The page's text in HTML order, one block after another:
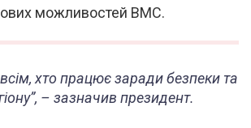
можливостей ВМС.
хто працює заради безпеки та
– зазначив президент.